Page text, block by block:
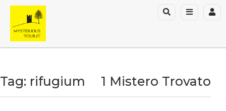
Tag: rifugium 1 Mistero Trovato